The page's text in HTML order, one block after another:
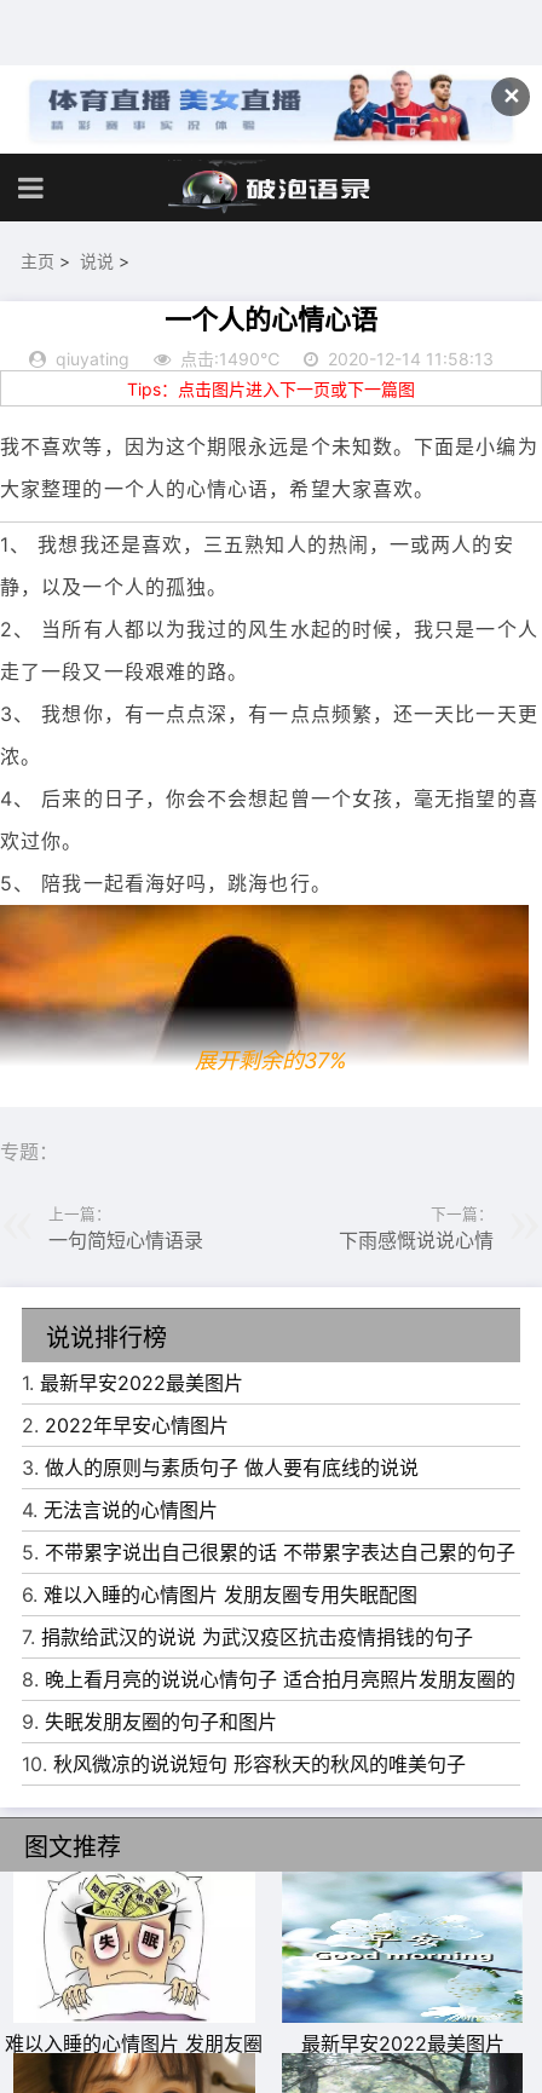
✕
主页 > 说说 >
一个人的心情心语
qiuyating 点击:1490℃
2020-12-14 11:58:13
Tips：点击图片进入下一页或下一篇图
我不喜欢等，因为这个期限永远是个未知数。下面是小编为
大家整理的一个人的心情心语，希望大家喜欢。
1、 我想我还是喜欢，三五熟知人的热闹，一或两人的安
静，以及一个人的孤独。
2、 当所有人都以为我过的风生水起的时候，我只是一个人
走了一段又一段艰难的路。
3、 我想你，有一点点深，有一点点频繁，还一天比一天更
浓。
4、 后来的日子，你会不会想起曾一个女孩，毫无指望的喜
欢过你。
5、 陪我一起看海好吗，跳海也行。
6、 总有一天，你会在我的世界里下落不明，我会在你的世
界里杳无音信。
7、 所有让我热泪盈眶的瞬间，想起来的都是你。
8、 你说生为枭雄功名无用，后来谢尽荣宠轻易动容。
9、 孤独的人都会想家，可我，为什么会想你。
10、 我想一个人住在你心里，没有邻居，没有老王。
11、 我能有多骄傲，不堪一击好不好。
12、 是吵架冷战还是分手，给个明确态度我才能应战。
13、我害怕被你知道了想你，也怕你不知道我想你。
14、你可以忽略我的感受，也可以肆意挥霍我的热情，甚至
展开剩余的37%
专题：
上一篇：
一句简短心情语录
下一篇：
下雨感慨说说心情
说说排行榜
1. 最新早安2022最美图片
2. 2022年早安心情图片
3. 做人的原则与素质句子 做人要有底线的说说
4. 无法言说的心情图片
5. 不带累字说出自己很累的话 不带累字表达自己累的句子
6. 难以入睡的心情图片 发朋友圈专用失眠配图
7. 捐款给武汉的说说 为武汉疫区抗击疫情捐钱的句子
8. 晚上看月亮的说说心情句子 适合拍月亮照片发朋友圈的
文案
9. 失眠发朋友圈的句子和图片
10. 秋风微凉的说说短句 形容秋天的秋风的唯美句子
图文推荐
难以入睡的心情图片 发朋友圈
专用失眠配图
最新早安2022最美图片